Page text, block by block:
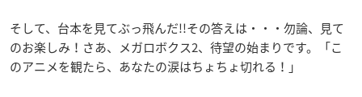
そして、台本を見てぶっ飛んだ!!その答えは・・・勿論、見て
のお楽しみ！さあ、メガロボクス2、待望の始まりです。「こ
のアニメを観たら、あなたの涙はちょちょ切れる！」